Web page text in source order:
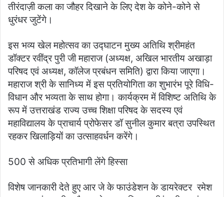
तीरंदाज़ी कला का जौहर दिखाने के लिए देश के कोने-कोने से
धुरंधर जुटेंगे।
इस भव्य खेल महोत्सव का उद्घाटन मुख्य अतिथि श्रीमहंत
डॉक्टर रवींद्र पुरी जी महाराज (अध्यक्ष, अखिल भारतीय अखाड़ा
परिषद एवं अध्यक्ष, कॉलेज प्रबंधन समिति) द्वारा किया जाएगा।
महाराज श्री के सानिध्य में इस प्रतियोगिता का शुभारंभ पूरे विधि-
विधान और भव्यता के साथ होगा। कार्यक्रम में विशिष्ट अतिथि के
रूप में उत्तराखंड राज्य उच्च शिक्षा परिषद के सदस्य एवं
महाविद्यालय के प्राचार्य प्रोफेसर डॉ सुनील कुमार बत्रा उपस्थित
रहकर खिलाड़ियों का उत्साहवर्धन करेंगे।
500 से अधिक प्रतिभागी लेंगे हिस्सा
विशेष जानकारी देते हुए आर जे के फाउंडेशन के डायरेक्टर रमेश